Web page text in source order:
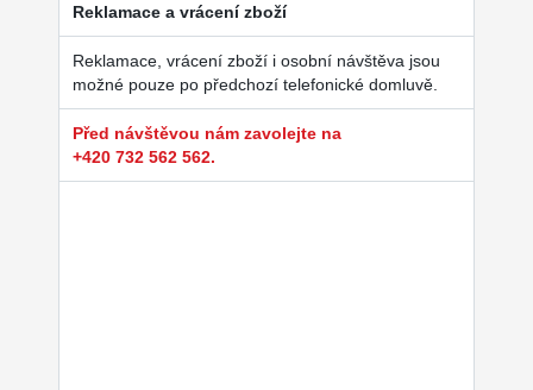
Reklamace a vrácení zboží
Reklamace, vrácení zboží i osobní návštěva jsou
možné pouze po předchozí telefonické domluvě.
Před návštěvou nám zavolejte na
+420 732 562 562.